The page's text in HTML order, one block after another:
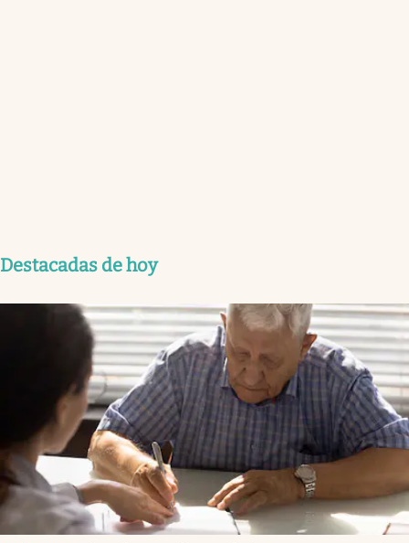
Destacadas de hoy